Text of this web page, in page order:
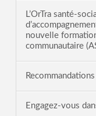
L’OrTra santé-
nouvelle
communautaire
Engagez-vous